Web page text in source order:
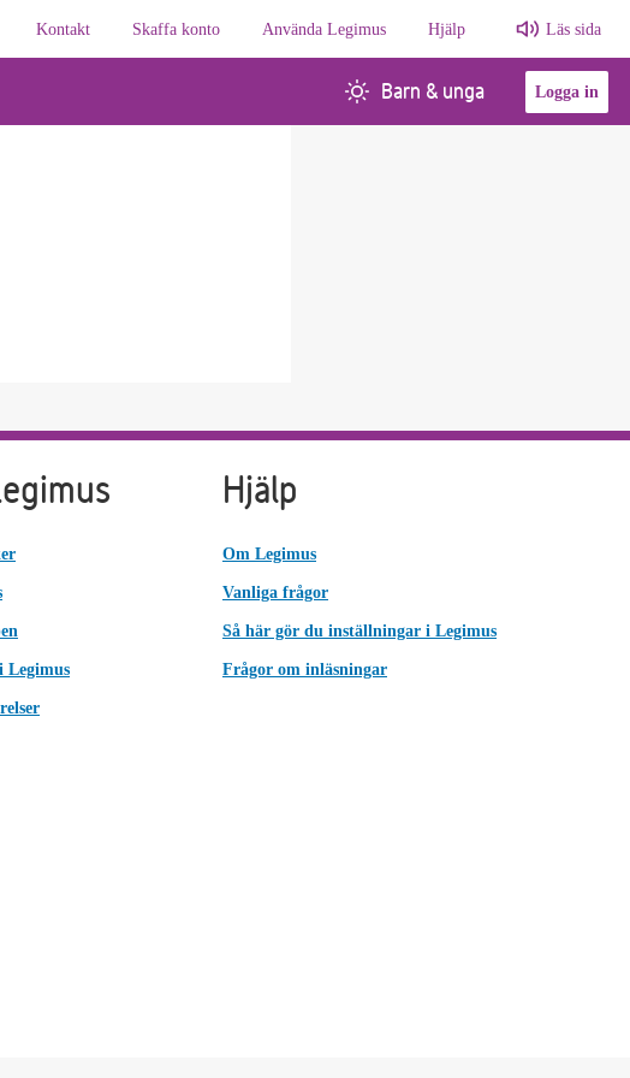
Kontakt
Skaffa konto Använda Legimus Hjälp Läs sida
Barn & unga Logga in
Legimus
Hjälp
Om Legimus
Vanliga frågor
Så här gör du inställningar i Legimus
Frågor om inläsningar